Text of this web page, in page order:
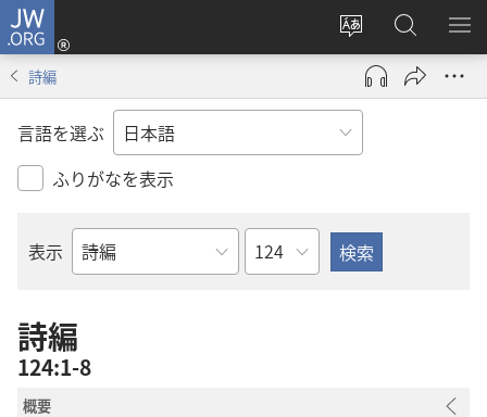
JW.ORG
サ
イ
ト
の
言
変
え
ロ
グ
ン
し
ブ
で
JW.ORG
の
検
メ
を
詩編
言語を選ぶ
ふりがなを表示
表示
聖
の
書
名
章
詩編
124:1-8
概要